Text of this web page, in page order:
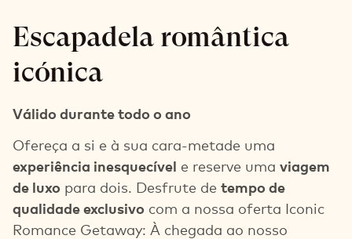
Escapadela romântica
icónica
Válido durante todo o ano
Ofereça a si e à sua cara-metade uma
experiência inesquecível e reserve uma viagem
de luxo para dois. Desfrute de tempo de
qualidade exclusivo com a nossa oferta Iconic
Romance Getaway: À chegada ao nosso